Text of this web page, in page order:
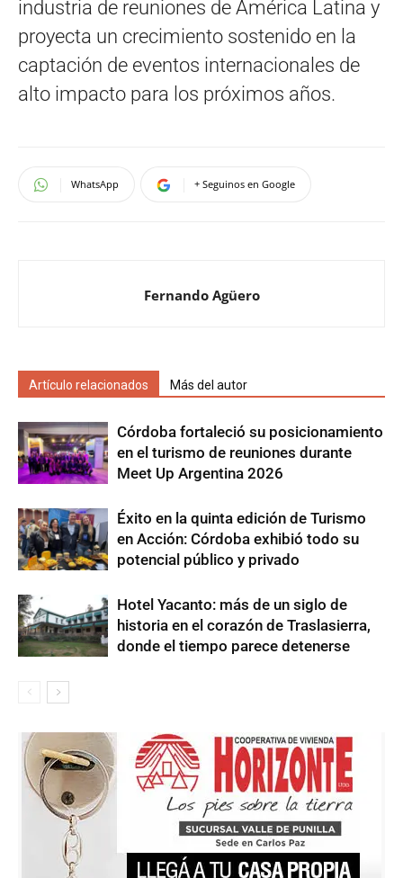
industria de reuniones de América Latina y
proyecta un crecimiento sostenido en la
captación de eventos internacionales de
alto impacto para los próximos años.
WhatsApp + Seguinos en Google
Fernando Agüero
Artículo relacionados Más del autor
Córdoba fortaleció su posicionamiento
en el turismo de reuniones durante
Meet Up Argentina 2026
Éxito en la quinta edición de Turismo
en Acción: Córdoba exhibió todo su
potencial público y privado
Hotel Yacanto: más de un siglo de
historia en el corazón de Traslasierra,
donde el tiempo parece detenerse